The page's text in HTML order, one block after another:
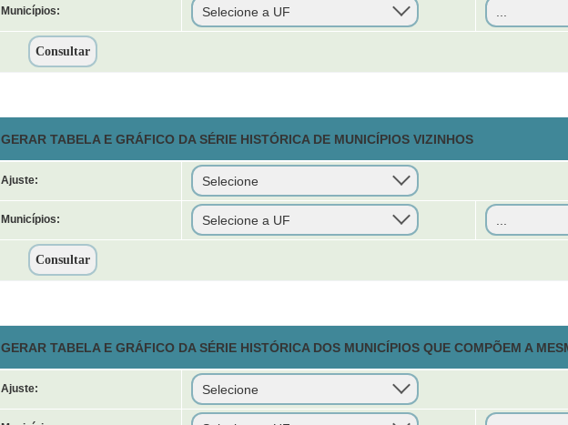
Municípios:
GERAR TABELA E GRÁFICO DA SÉRIE HISTÓRICA DE MUNICÍPIOS VIZINHOS
Ajuste:
Municípios:
GERAR TABELA E GRÁFICO DA SÉRIE HISTÓRICA DOS MUNICÍPIOS QUE COMPÕEM A
Ajuste: